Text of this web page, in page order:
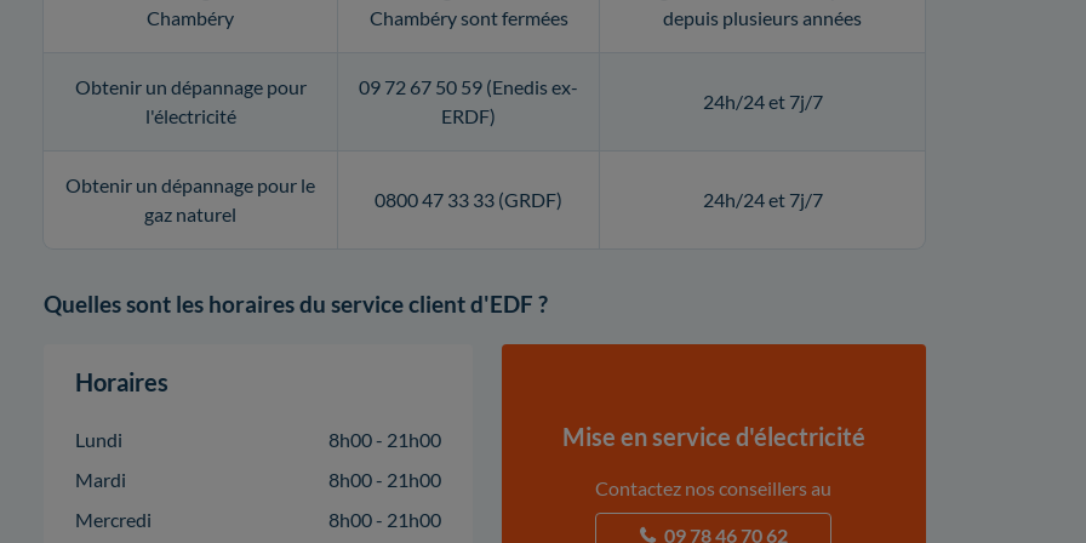
Chambéry
Chambéry sont fermées
depuis plusieurs années
Obtenir un dépannage pour
l'électricité
09 72 67 50 59 (Enedis ex-
ERDF)
24h/24 et 7j/7
Obtenir un dépannage pour le
gaz naturel
0800 47 33 33 (GRDF) 24h/24 et 7j/7
Quelles sont les horaires du service client d'EDF ?
Horaires
Lundi
8h00 - 21h00
Mardi
8h00 - 21h00
Mercredi
8h00 - 21h00
Mise en service d'électricité
Contactez nos conseillers au
09 78 46 70 62